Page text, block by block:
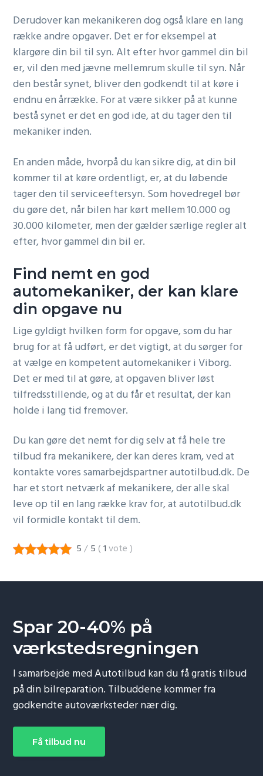
Derudover kan mekanikeren dog også klare en lang
række andre opgaver. Det er for eksempel at
klargøre din bil til syn. Alt efter hvor gammel din bil
er, vil den med jævne mellemrum skulle til syn. Når
den består synet, bliver den godkendt til at køre i
endnu en årrække. For at være sikker på at kunne
bestå synet er det en god ide, at du tager den til
mekaniker inden.
En anden måde, hvorpå du kan sikre dig, at din bil
kommer til at køre ordentligt, er, at du løbende
tager den til serviceeftersyn. Som hovedregel bør
du gøre det, når bilen har kørt mellem 10.000 og
30.000 kilometer, men der gælder særlige regler alt
efter, hvor gammel din bil er.
Find nemt en god
automekaniker, der kan klare
din opgave nu
Lige gyldigt hvilken form for opgave, som du har
brug for at få udført, er det vigtigt, at du sørger for
at vælge en kompetent automekaniker i Viborg.
Det er med til at gøre, at opgaven bliver løst
tilfredsstillende, og at du får et resultat, der kan
holde i lang tid fremover.
Du kan gøre det nemt for dig selv at få hele tre
tilbud fra mekanikere, der kan deres kram, ved at
kontakte vores samarbejdspartner autotilbud.dk. De
har et stort netværk af mekanikere, der alle skal
leve op til en lang række krav for, at autotilbud.dk
vil formidle kontakt til dem.
5/5 (1vote)
Spar 20-40% på
værkstedsregningen
I samarbejde med Autotilbud kan du få gratis tilbud
på din bilreparation. Tilbuddene kommer fra
godkendte autoværksteder nær dig.
Få tilbud nu